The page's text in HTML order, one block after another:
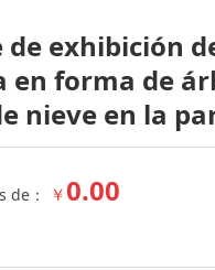
tinto
copos
de exhibición
en forma de
nieve en la
de： ￥0.00